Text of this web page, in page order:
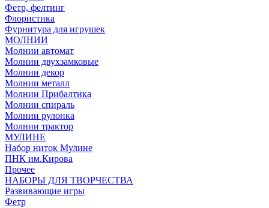
Фетр, фелтинг
Флористика
Фурнитура для игрушек
МОЛНИИ
Молнии автомат
Молнии двухзамковые
Молнии декор
Молнии металл
Молнии Прибалтика
Молнии спираль
Молнии рулонка
Молнии трактор
МУЛИНЕ
Набор ниток Мулине
ПНК им.Кирова
Прочее
НАБОРЫ ДЛЯ ТВОРЧЕСТВА
Развивающие игры
Фетр